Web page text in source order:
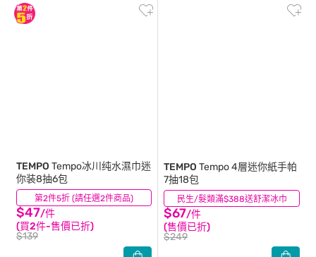
第2件5折 (請任選2件商品)
TEMPO Tempo冰川纯水濕巾迷
你装8抽6包
$47/件
(買2件-售價已折)
$139
(0) 民生/髮類滿$388送舒潔冰巾
TEMPO Tempo 4層迷你紙手帕
7抽18包
$67/件
(售價已折)
$249
(9)